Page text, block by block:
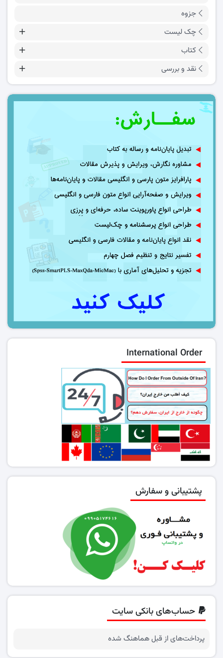
جزوه
چک لیست
کتاب
نقد و بررسی
International Order
پشتیبانی و سفارش
حساب‌های بانکی سایت
پرداخت‌های از قبل هماهنگ شده